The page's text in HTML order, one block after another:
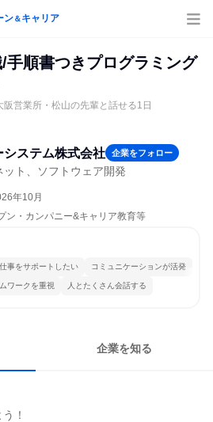
ン＆キャリア
手順書つきプログラミング
営業所・松山の先輩と話せる1日
システム株式会社 企業をフォロー
ト、ソフトウェア開発
年10月
ン・カンパニー&キャリア教育等
事をサポートしたい コミュニケーションが活発
ワークを重視 人とたくさん会話する
企業を知る
！